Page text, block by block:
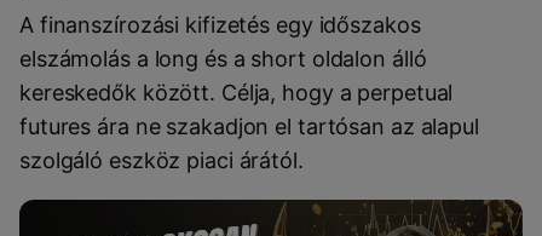
A finanszírozási kifizetés egy időszakos
elszámolás a long és a short oldalon álló
kereskedők között. Célja, hogy a perpetual
futures ára ne szakadjon el tartósan az alapul
szolgáló eszköz piaci árától.